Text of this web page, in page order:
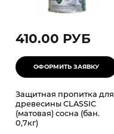
410.00 РУБ
Защитная пропитка для
древесины CLASSIC
(матовая) сосна (бан.
0,7кг)